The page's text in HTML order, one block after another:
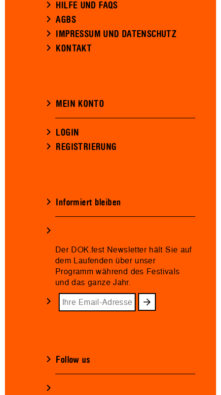
HILFE UND FAQS
AGBS
IMPRESSUM UND DATENSCHUTZ
KONTAKT
MEIN KONTO
LOGIN
REGISTRIERUNG
Informiert bleiben
Der DOK.fest Newsletter hält Sie auf
dem Laufenden über unser
Programm während des Festivals
und das ganze Jahr.
Follow us